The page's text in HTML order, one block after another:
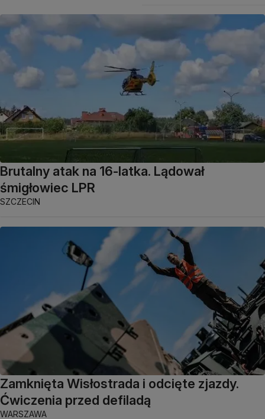
Brutalny atak na 16-latka. Lądował
śmigłowiec LPR
SZCZECIN
Zamknięta Wisłostrada i odcięte zjazdy.
Ćwiczenia przed defiladą
WARSZAWA